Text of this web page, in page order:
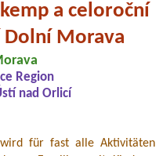
a celoroční
Dolní Morava
Region
nad Orlicí
für fast alle Aktivitäten